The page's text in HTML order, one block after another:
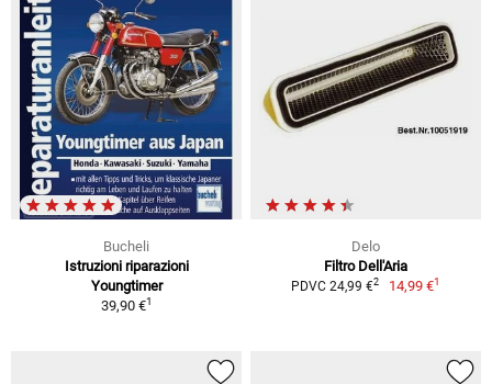
Bucheli
Istruzioni riparazioni
Youngtimer
39,90 €1
Delo
Filtro Dell'Aria
PDVC 24,99 €2 14,99 €1